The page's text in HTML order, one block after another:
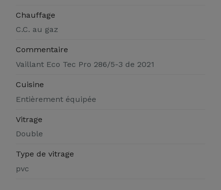
Chauffage
C.C. au gaz
Commentaire
Vaillant Eco Tec Pro 286/5-3 de 2021
Cuisine
Entièrement équipée
Vitrage
Double
Type de vitrage
pvc